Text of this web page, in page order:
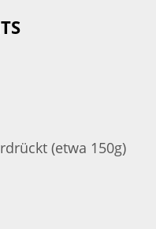
(etwa 150g)